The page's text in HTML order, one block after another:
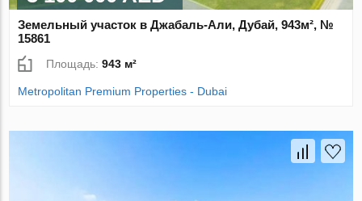
Земельный участок в Джабаль-Али, Дубай, 943м², №
15861
Площадь:943 м²
Metropolitan Premium Properties - Dubai